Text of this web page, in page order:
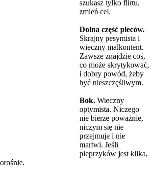
szukasz tylko flirtu,
zmień cel.
Dolna część pleców.
Skrajny pesymista i
wieczny malkontent.
Zawsze znajdzie coś,
co może skrytykować,
i dobry powód, żeby
być nieszczęśliwym.
Bok. Wieczny
optymista. Niczego
nie bierze poważnie,
niczym się nie
przejmuje i nie
martwi. Jeśli
pieprzyków jest kilka,